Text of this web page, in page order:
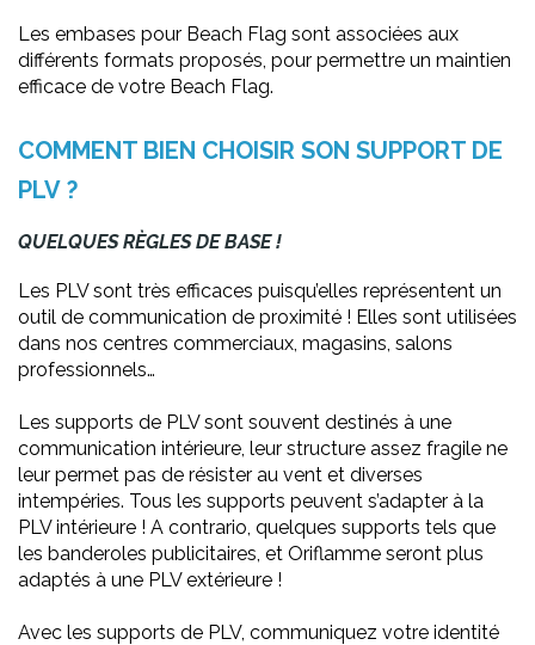
Les embases pour Beach Flag sont associées aux
différents formats proposés, pour permettre un maintien
efficace de votre Beach Flag.
COMMENT BIEN CHOISIR SON SUPPORT DE
PLV ?
QUELQUES RÈGLES DE BASE !
Les PLV sont très efficaces puisqu’elles représentent un
outil de communication de proximité ! Elles sont utilisées
dans nos centres commerciaux, magasins, salons
professionnels…
Les supports de PLV sont souvent destinés à une
communication intérieure, leur structure assez fragile ne
leur permet pas de résister au vent et diverses
intempéries. Tous les supports peuvent s’adapter à la
PLV intérieure ! A contrario, quelques supports tels que
les banderoles publicitaires, et Oriflamme seront plus
adaptés à une PLV extérieure !
Avec les supports de PLV, communiquez votre identité